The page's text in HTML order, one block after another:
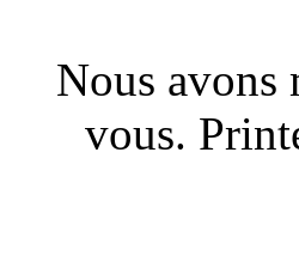
Nous avons
vous.